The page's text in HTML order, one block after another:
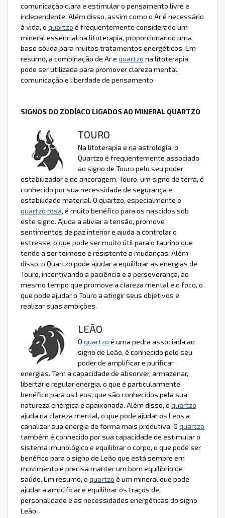
comunicação clara e estimular o pensamento livre e
independente. Além disso, assim como o Ar é necessário
à vida, o quartzo é frequentemente considerado um
mineral essencial na litoterapia, proporcionando uma
base sólida para muitos tratamentos energéticos. Em
resumo, a combinação de Ar e quartzo na litoterapia
pode ser utilizada para promover clareza mental,
comunicação e liberdade de pensamento.
SIGNOS DO ZODÍACO LIGADOS AO MINERAL QUARTZO
TOURO
Na litoterapia e na astrologia, o
Quartzo é frequentemente associado
ao signo de Touro pelo seu poder
estabilizador e de ancoragem. Touro, um signo de terra, é
conhecido por sua necessidade de segurança e
estabilidade material. O quartzo, especialmente o
quartzo rosa, é muito benéfico para os nascidos sob
este signo. Ajuda a aliviar a tensão, promove
sentimentos de paz interior e ajuda a controlar o
estresse, o que pode ser muito útil para o taurino que
tende a ser teimoso e resistente a mudanças. Além
disso, o Quartzo pode ajudar a equilibrar as energias de
Touro, incentivando a paciência e a perseverança, ao
mesmo tempo que promove a clareza mental e o foco, o
que pode ajudar o Touro a atingir seus objetivos e
realizar suas ambições.
LEÃO
O quartzo é uma pedra associada ao
signo de Leão, é conhecido pelo seu
poder de amplificar e purificar
energias. Tem a capacidade de absorver, armazenar,
libertar e regular energia, o que é particularmente
benéfico para os Leos, que são conhecidos pela sua
natureza enérgica e apaixonada. Além disso, o quartzo
ajuda na clareza mental, o que pode ajudar os Leos a
canalizar sua energia de forma mais produtiva. O quartzo
também é conhecido por sua capacidade de estimular o
sistema imunológico e equilibrar o corpo, o que pode ser
benéfico para o signo de Leão que está sempre em
movimento e precisa manter um bom equilíbrio de
saúde. Em resumo, o quartzo é um mineral que pode
ajudar a amplificar e equilibrar os traços de
personalidade e as necessidades energéticas do signo
Leão.